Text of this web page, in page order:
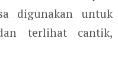
digunakan untuk
terlihat cantik,